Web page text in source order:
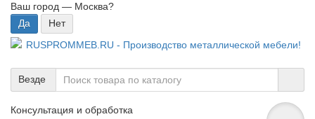
Ваш город — Москва?
Везде
Консультация и обработка